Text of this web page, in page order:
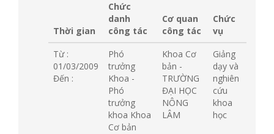
Thời gian
Chức
danh
công tác
Cơ quan
công tác
Chức
vụ
Từ :
01/03/2009
Đến :
Phó
trưởng
Khoa -
Phó
trưởng
khoa Khoa
Cơ bản
Khoa Cơ
bản -
TRƯỜNG
ĐẠI HỌC
NÔNG
LÂM
Giảng
dạy và
nghiên
cứu
khoa
học